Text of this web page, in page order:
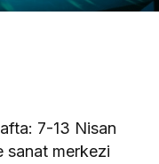
7-13 Nisan
sanat merkezi